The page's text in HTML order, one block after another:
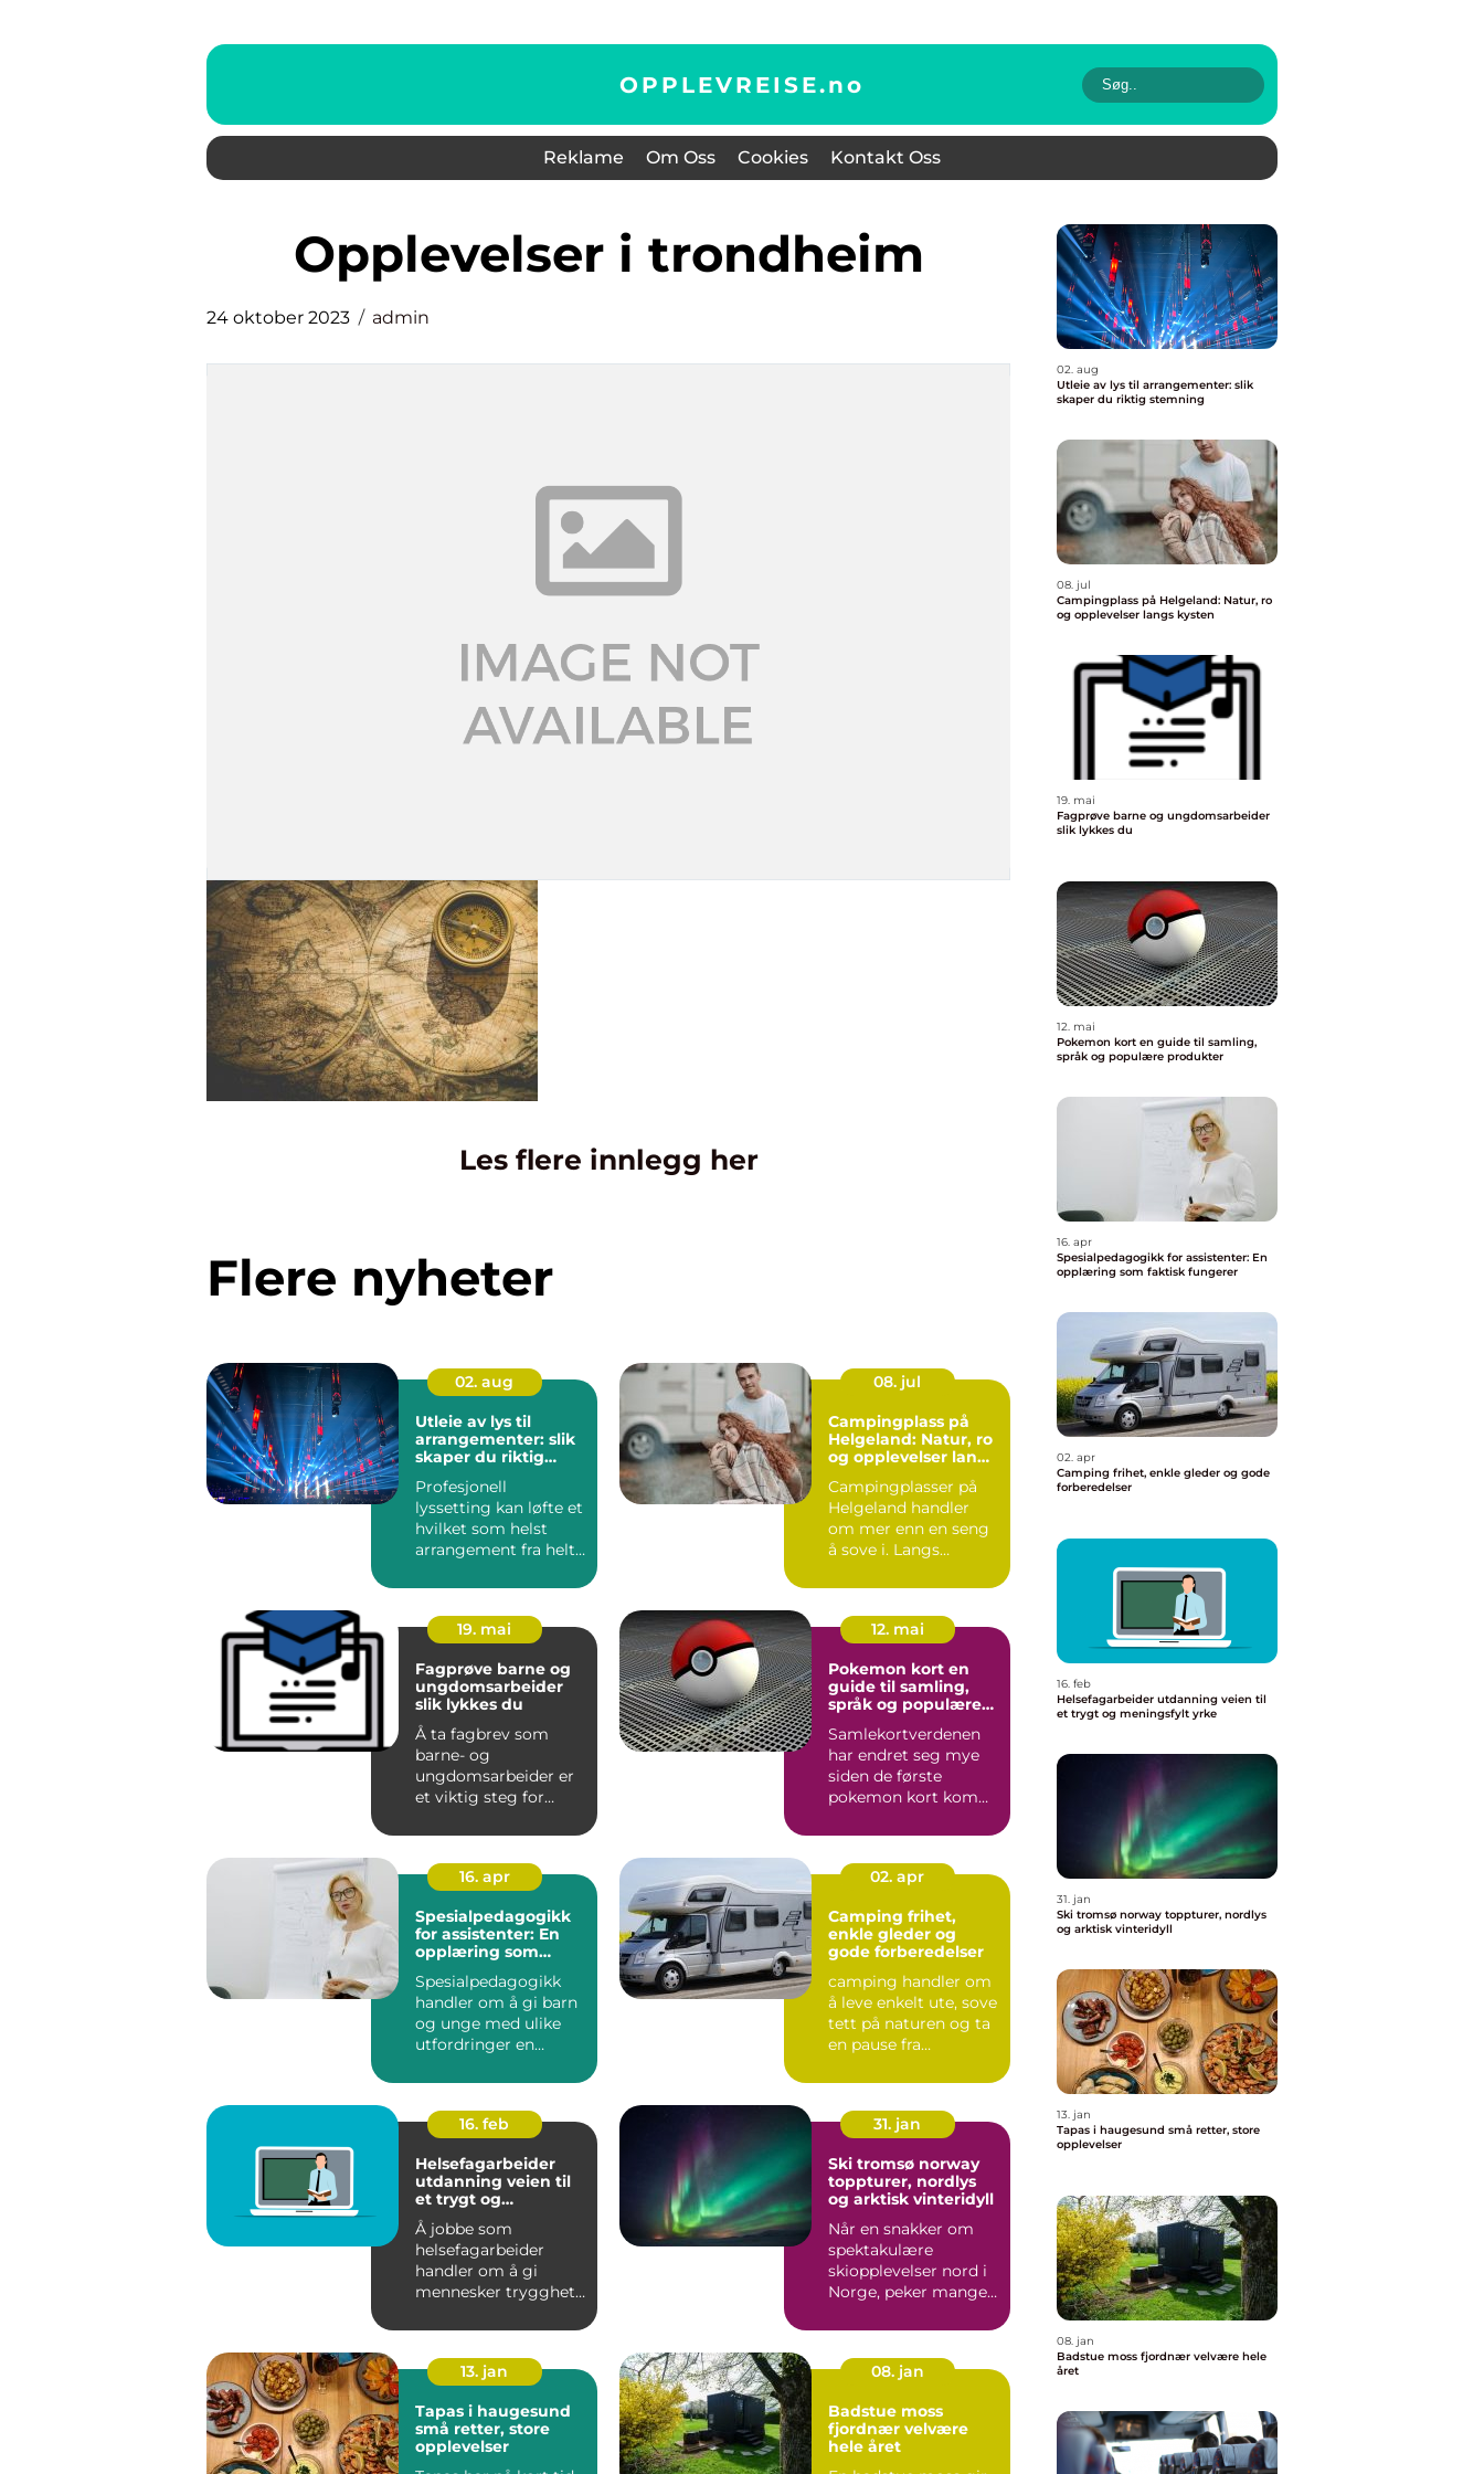
OPPLEVREISE.no
Reklame Om Oss Cookies Kontakt Oss
opplevelser i trondheim
24 oktober 2023 admin
Les flere innlegg her
Flere nyheter
02. aug
Utleie av lys til
arrangementer: slik
skaper du riktig
Profesjonell
lyssetting kan løfte et
hvilket som helst
arrangement fra helt
uforglemmelig....
08. jul
Campingplass på
Helgeland: Natur, ro
og opplevelser langs
Campingplasser på
Helgeland handler
om mer enn en seng
å sove i. Langs
19. mai
Fagprøve barne og
ungdomsarbeider
slik lykkes du
Å ta fagbrev som
barne- og
ungdomsarbeider er
et viktig steg for
jobber med barn ...
12. mai
Pokemon kort en
guide til samling,
språk og populære
Samlekortverdenen
har endret seg mye
siden de første
pokemon kort kom
handler hob...
16. apr
Spesialpedagogikk
for assistenter: En
opplæring som
Spesialpedagogikk
handler om å gi barn
og unge med ulike
utfordringer en
02. apr
Camping frihet,
enkle gleder og
gode forberedelser
camping handler om
å leve enkelt ute, sove
tett på naturen og ta
en pause fra
Mange ...
16. feb
Helsefagarbeider
utdanning veien til
et trygt og
meningsfylt yrke
Å jobbe som
helsefagarbeider
handler om å gi
mennesker trygghet,
hjelp i hverdage...
31. jan
Ski tromsø norway
toppturer, nordlys
og arktisk vinteridyll
Når en snakker om
spektakulære
skiopplevelser nord i
Norge, peker mange
øyriket rundt....
13. jan
Tapas i haugesund
små retter, store
opplevelser
08. jan
Badstue moss
fjordnær velvære
hele året
02. aug
Utleie av lys til arrangementer: slik
skaper du riktig stemning
08. jul
Campingplass på Helgeland: Natur, ro
og opplevelser langs kysten
19. mai
Fagprøve barne og ungdomsarbeider
slik lykkes du
12. mai
Pokemon kort en guide til samling,
språk og populære produkter
16. apr
Spesialpedagogikk for assistenter: En
opplæring som faktisk fungerer
02. apr
Camping frihet, enkle gleder og gode
forberedelser
16. feb
Helsefagarbeider utdanning veien til
et trygt og meningsfylt yrke
31. jan
Ski tromsø norway toppturer, nordlys
og arktisk vinteridyll
13. jan
Tapas i haugesund små retter, store
opplevelser
08. jan
Badstue moss fjordnær velvære hele
året